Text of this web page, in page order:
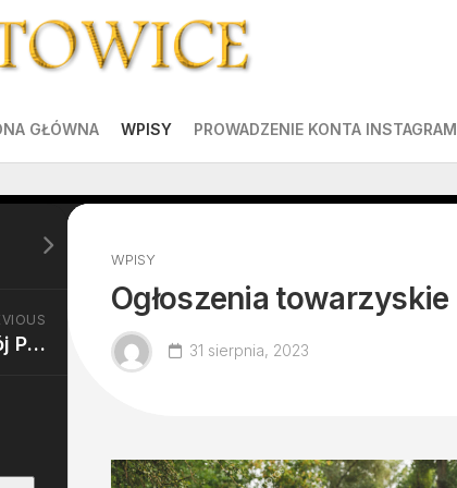
GŁÓWNA WPISY PROWADZENIE KONTA INSTAGRAM
WPISY
Ogłoszenia towarzyskie
31 sierpnia, 2023
Stomatolog Jasło: Twój Partner w Dbanie o Zdrową Jamę Ustną